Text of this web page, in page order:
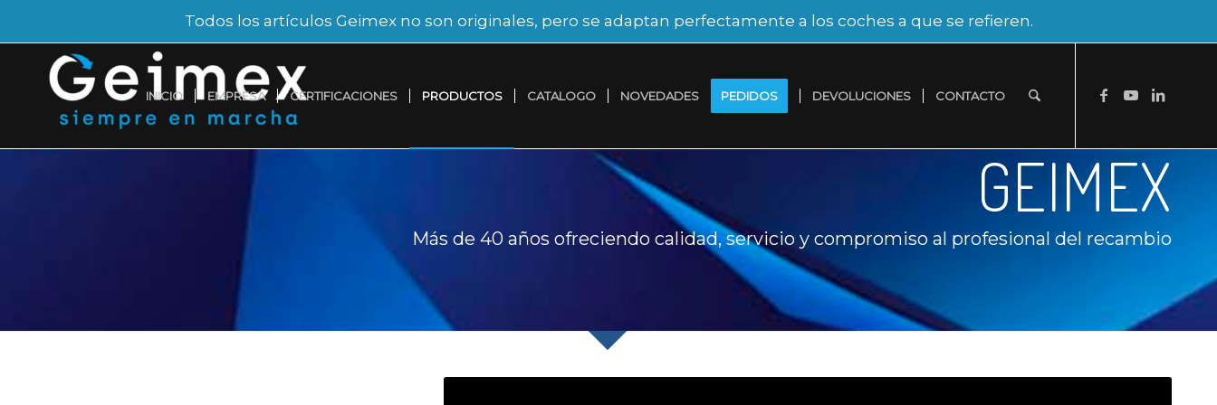
Todos los artículos Geimex no son originales, pero se adaptan perfectamente a los coches a que se refieren.
INICIO EMPRESA CERTIFICACIONES PRODUCTOS CATALOGO NOVEDADES PEDIDOS DEVOLUCIONES CONTACTO
GEIMEX
Más de 40 años ofreciendo calidad, servicio y compromiso al profesional del recambio